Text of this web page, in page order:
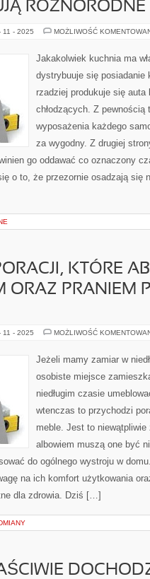
11 - 2025 MOŻLIWOŚĆ
Jakakolwiek kuchnia ma
dystrybuuje się posiadanie
rzadziej produkuje się
chłodzących. Z pewnością
wyposażenia każdego
za wygodny. Z drugiej
go oddawać co oznaczony
o to, że przezornie osadzają się
KTÓRE
ORAZ PRANIEM
11 - 2025 MOŻLIWOŚĆ
Jeżeli mamy zamiar w
osobiste miejsce
niedługim czasie
wtenczas to przychodzi
meble. Jest to
albowiem muszą one być
do ogólnego wystroju w
na ich komfort użytkowania
dla zdrowia. Dziś […]